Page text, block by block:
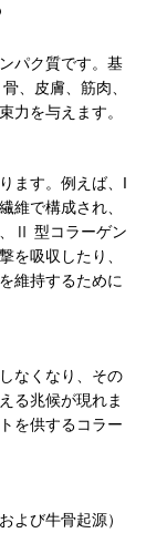
パク質です。基
骨、皮膚、筋肉、
力を与えます。
ます。例えば、I
維で構成され、
Ⅱ 型コラーゲン
を吸収したり、
維持するために
なくなり、その
る兆候が現れま
を供するコラー
よび牛骨起源）